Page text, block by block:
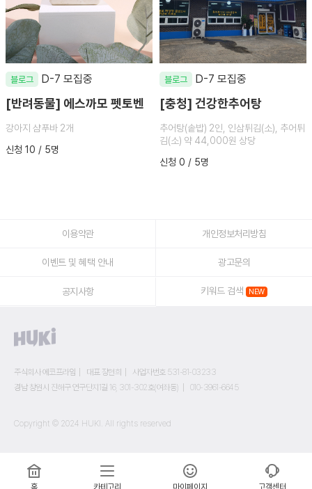
홈 카테고리 마이페이지 고객센터
블로그 D-7 모집중
[반려동물] 에스까모 펫토벤
강아지 샴푸바 2개
신청 10 / 5명
블로그 D-7 모집중
[충청] 건강한추어탕
추어탕(솥밥) 2인, 인삼튀김(소), 추어튀
김(소) 약 44,000원 상당
신청 0 / 5명
이용약관 개인정보처리방침
이벤트 및 혜택 안내 광고문의
공지사항 키워드 검색
주식회사 에코프라임 대표 장현희
사업자번호 531-81-03233
경남 창원시 진해구 연구단지1길 16, 301-302호(여좌동)
010-3961-6645
Copyright © 2024 HUKI. All rights reserved